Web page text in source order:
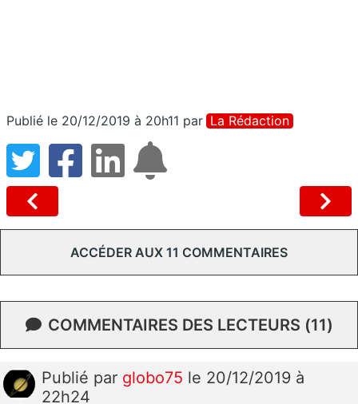
Publié le 20/12/2019 à 20h11 par La Rédaction
ACCÉDER AUX 11 COMMENTAIRES
COMMENTAIRES DES LECTEURS (11)
Publié par globo75 le 20/12/2019 à
22h24